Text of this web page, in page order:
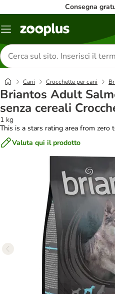
Consegna
Overview
Cerca
prodotti
Cani Crocchette per cani
Briantos Adult
senza cereali
1 kg
This is a stars rating area from zero
Valuta qui il prodotto